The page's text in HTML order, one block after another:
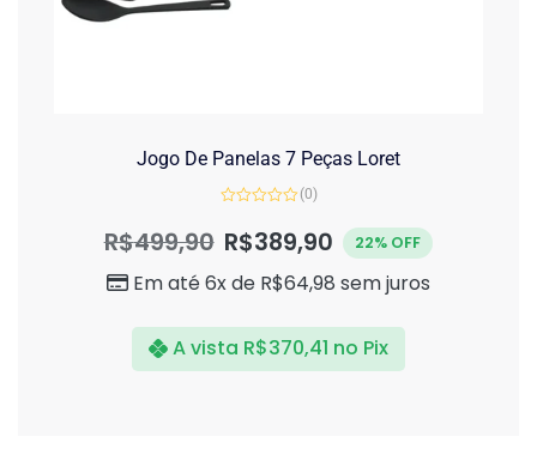
Jogo De Panelas 7 Peças Loret
de
(0)
R$499,90 R$389,90 22% OFF
Em até 6x de R$64,98 sem juros
A vista R$370,41 no Pix